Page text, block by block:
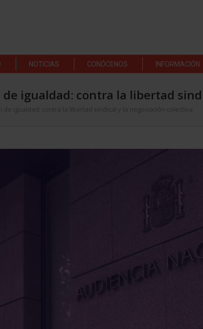
NOTICIAS CONÓCENOS INFORMACIÓN
igualdad: contra la libertad
de igualdad: contra la libertad sindical y la negociación colectiva